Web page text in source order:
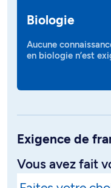
Biologie
Aucune
en biologie n’est
Exigence de
Vous avez fait